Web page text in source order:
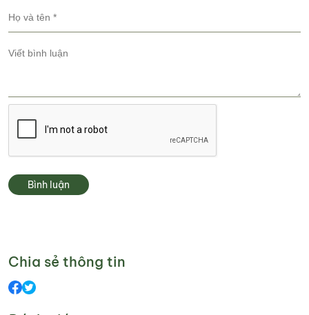
Bình luận
Chia sẻ thông tin